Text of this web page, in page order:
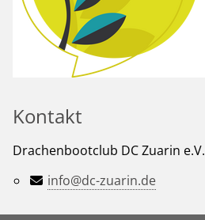
Kontakt
Drachenbootclub DC Zuarin e.V.
info@dc-zuarin.de